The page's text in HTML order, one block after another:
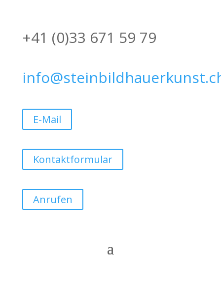
+41 (0)33 671 59 79
E-Mail
Kontaktformular
Anrufen